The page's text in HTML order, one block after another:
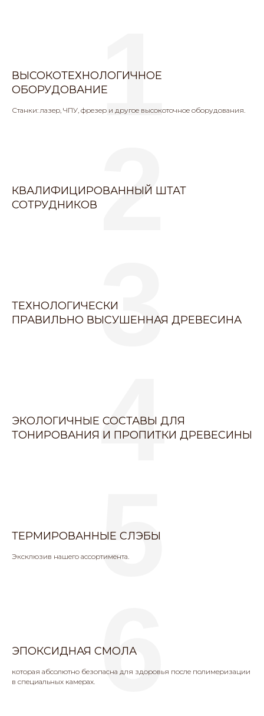
ВЫСОКОТЕХНОЛОГИЧНОЕ
ОБОРУДОВАНИЕ
Станки: лазер, ЧПУ, фрезер и другое высокоточное оборудования.
1
КВАЛИФИЦИРОВАННЫЙ ШТАТ
СОТРУДНИКОВ 2
ТЕХНОЛОГИЧЕСКИ
ПРАВИЛЬНО ВЫСУШЕННАЯ ДРЕВЕСИНА
3
ЭКОЛОГИЧНЫЕ СОСТАВЫ ДЛЯ
ТОНИРОВАНИЯ И ПРОПИТКИ ДРЕВЕСИНЫ
4
ТЕРМИРОВАННЫЕ СЛЭБЫ
Эксклюзив нашего ассортимента.5
ЭПОКСИДНАЯ СМОЛА
которая абсолютно безопасна для здоровья после полимеризации
в специальных камерах.
6